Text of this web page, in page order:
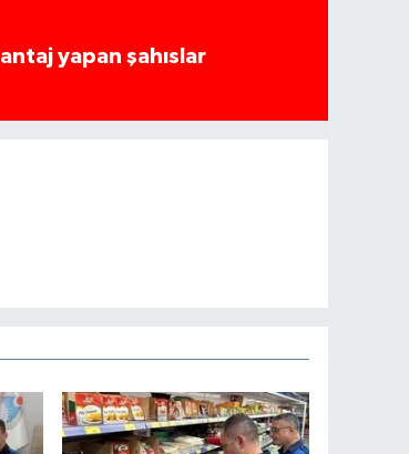
yapan şahıslar